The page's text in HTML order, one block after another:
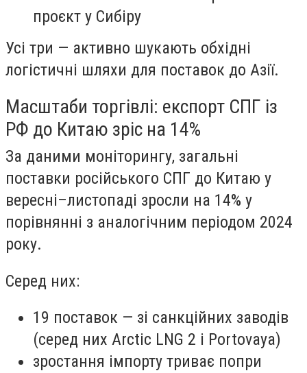
проєкт у Сибіру
Усі три — активно шукають обхідні
логістичні шляхи для поставок до Азії.
Масштаби торгівлі: експорт СПГ із
РФ до Китаю зріс на 14%
За даними моніторингу, загальні
поставки російського СПГ до Китаю у
вересні–листопаді зросли на 14% у
порівнянні з аналогічним періодом 2024
року.
Серед них:
19 поставок — зі санкційних заводів
(серед них Arctic LNG 2 і Portovaya)
зростання імпорту триває попри